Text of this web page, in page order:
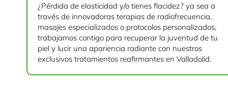
¿Pérdida de elasticidad y/o tienes flacidez? ya sea a
través de innovadoras terapias de radiofrecuencia,
masajes especializados o protocolos personalizados,
trabajamos contigo para recuperar la juventud de tu
piel y lucir una apariencia radiante con nuestros
exclusivos tratamientos reafirmantes en Valladolid.